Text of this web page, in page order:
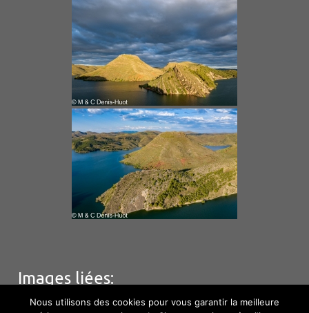
Images liées:
Nous utilisons des cookies pour vous garantir la meilleure